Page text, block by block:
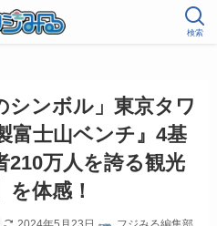
検索
シンボル」東京タワ
富士山ベンチ』4基
210万人を誇る観光
体感！